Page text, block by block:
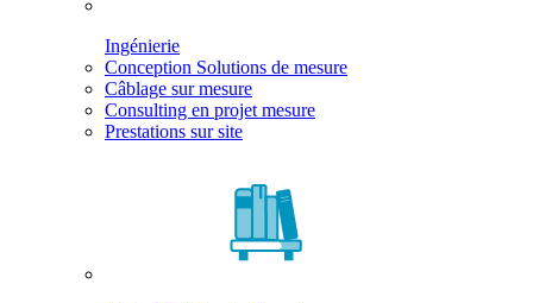
Ingénierie
Conception Solutions de mesure
Câblage sur mesure
Consulting en projet mesure
Prestations sur site